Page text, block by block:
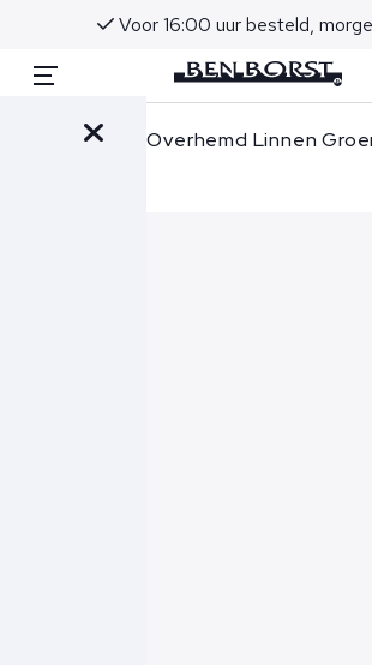
Voor 16:00 uur besteld,
Ralph Lauren Overhemd Linnen